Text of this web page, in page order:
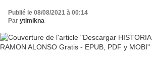
Publié le 08/08/2021 à 00:14
Par ytimikna